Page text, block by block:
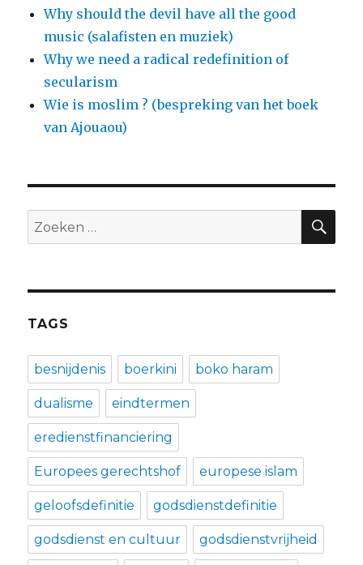
Why should the devil have all the good
music (salafisten en muziek)
Why we need a radical redefinition of
secularism
Wie is moslim ? (bespreking van het boek
van Ajouaou)
Zoeken
naar:
TAGS
besnijdenis boerkini boko haram
dualisme eindtermen
eredienstfinanciering
Europees gerechtshof europese islam
geloofsdefinitie godsdienstdefinitie
godsdienst en cultuur godsdienstvrijheid